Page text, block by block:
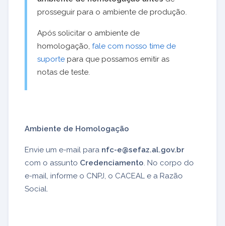
prosseguir para o ambiente de produção.
Após solicitar o ambiente de
homologação, fale com nosso time de
suporte para que possamos emitir as
notas de teste.
Ambiente de Homologação
Envie um e-mail para nfc-e@sefaz.al.gov.br
com o assunto Credenciamento. No corpo do
e-mail, informe o CNPJ, o CACEAL e a Razão
Social.